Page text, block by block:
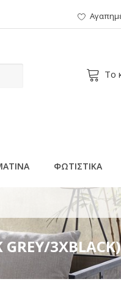
Το
ΦΩΤΙΣΤΙΚΑ
3XBLACK)